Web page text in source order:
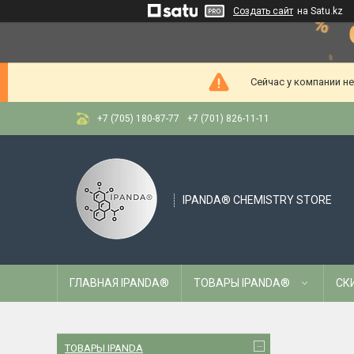
Создать сайт на Satu.kz
Сейчас у компании
+7 (705) 180-87-77 +7 (701) 826-11-11
IPANDA® CHEMISTRY STORE
ГЛАВНАЯ IPANDA® ТОВАРЫ IPANDA®
ТОВАРЫ IPANDA